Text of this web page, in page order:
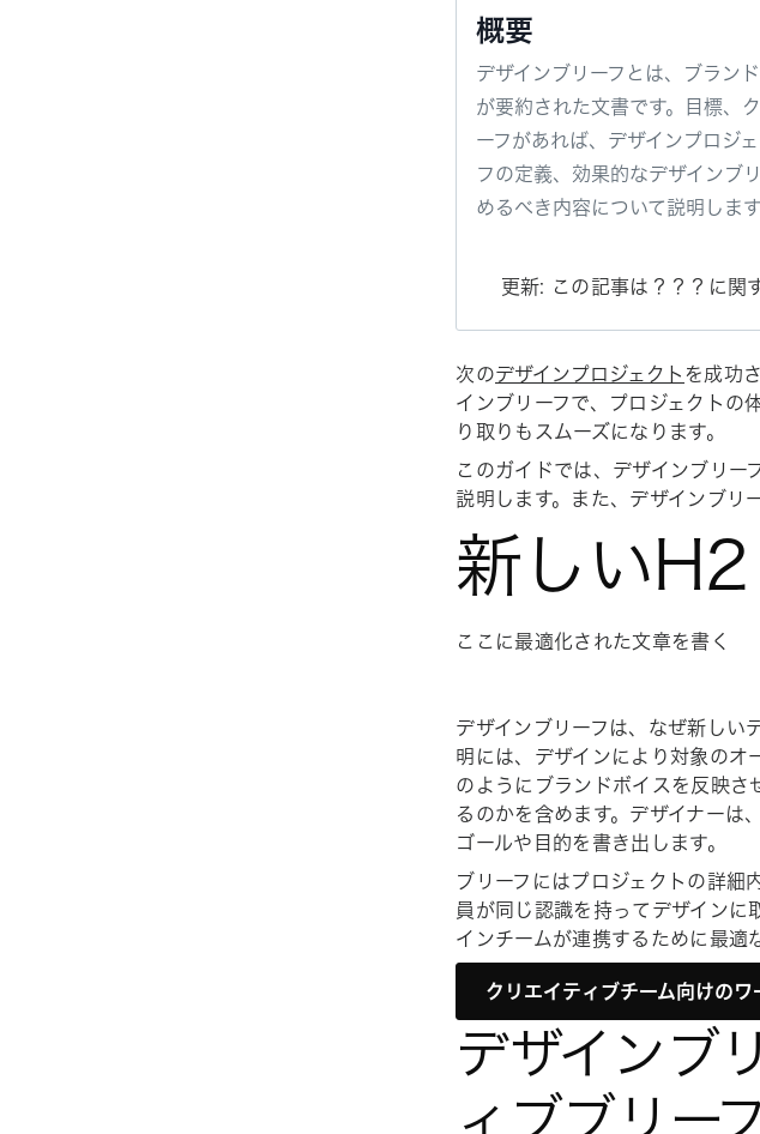
概要
デザインブリーフとは、ブラン
が要約された文書です。目標、
ーフがあれば、デザインプロジ
フの定義、効果的なデザインブ
めるべき内容について説明します
更新: この記事は？？？に関
次のデザインプロジェクト を成功
インブリーフで、プロジェクトの
り取りもスムーズになります。
このガイドでは、デザインブリー
説明します。また、デザインブリ
新しいH2
ここに最適化された文章を書く
デザインブリーフは、なぜ新しい
明には、デザインにより対象のオ
のようにブランドボイスを反映さ
るのかを含めます。デザイナーは
ゴールや目的を書き出します。
ブリーフにはプロジェクトの詳細
員が同じ認識を持ってデザインに
インチームが連携するために最適
クリエイティブチーム向けの
デザインブ
ィブブリーフ